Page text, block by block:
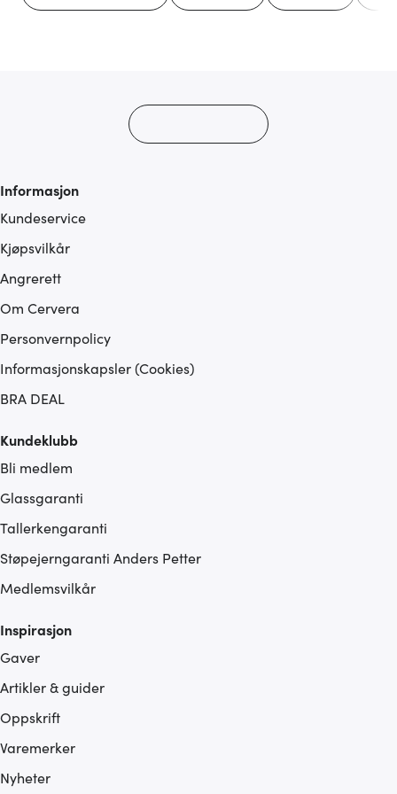
Informasjon
Kundeservice
Kjøpsvilkår
Angrerett
Om Cervera
Personvernpolicy
Informasjonskapsler (Cookies)
BRA DEAL
Kundeklubb
Bli medlem
Glassgaranti
Tallerkengaranti
Støpejerngaranti Anders Petter
Medlemsvilkår
Inspirasjon
Gaver
Artikler & guider
Oppskrift
Varemerker
Nyheter